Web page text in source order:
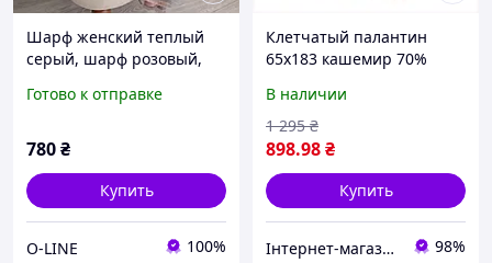
Шарф женский теплый
серый, шарф розовый,
люкс, зимний женский
серый
Готово к отправке
780₴
Купить
O-LINE 100%
Клетчатый палантин
65х183 кашемир 70%
88060P3X0
В наличии
898.98₴
1 295 ₴
Купить
Інтернет-магазин NeonLemon 98%